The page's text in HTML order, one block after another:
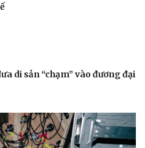
di sản “chạm” vào đương đại